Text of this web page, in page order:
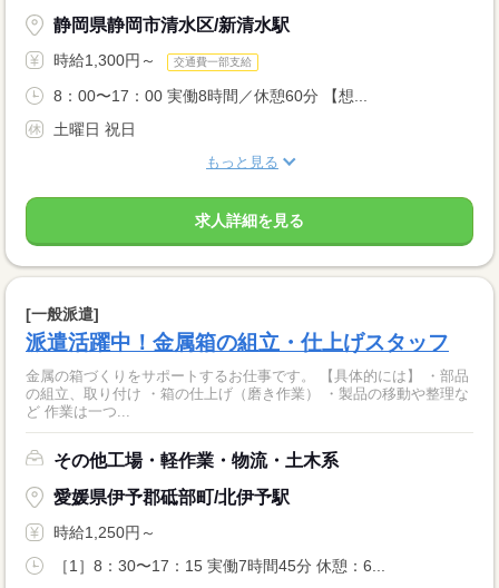
静岡県静岡市清水区/新清水駅
時給1,300円～ 交通費一部支給
8：00〜17：00 実働8時間／休憩60分 【想...
土曜日 祝日
もっと見る
求人詳細を見る
[一般派遣]
派遣活躍中！金属箱の組立・仕上げスタッフ
金属の箱づくりをサポートするお仕事です。 【具体的には】 ・部品
の組立、取り付け ・箱の仕上げ（磨き作業） ・製品の移動や整理な
ど 作業は一つ...
その他工場・軽作業・物流・土木系
愛媛県伊予郡砥部町/北伊予駅
時給1,250円～
［1］8：30〜17：15 実働7時間45分 休憩：6...